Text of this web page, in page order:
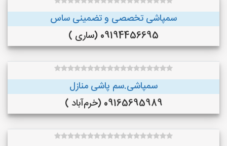
سمپاشی تخصصی و تضمینی ساس
09194456695 (ساری )
سمپاشی.سم پاشی منازل
09165695989 (خرم‌آباد )